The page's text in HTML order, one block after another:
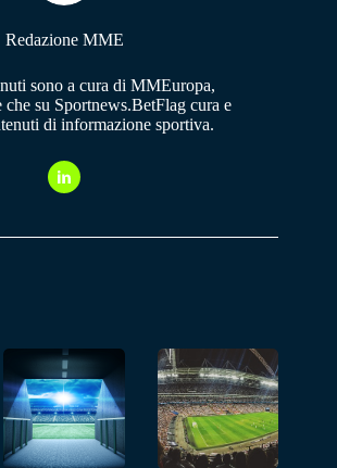
Redazione MME
sono a cura di MMEuropa,
che su Sportnews.BetFlag cura e
di informazione sportiva.